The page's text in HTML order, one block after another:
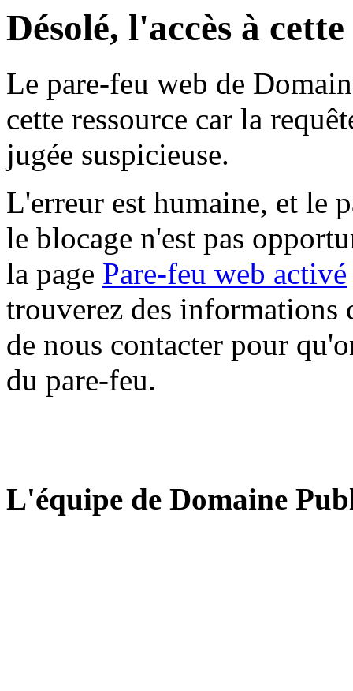
Désolé, l'accès à
Le pare-feu web de
cette ressource car la
jugée suspicieuse.
L'erreur est humaine, et le
le blocage n'est pas
la page Pare-feu web activé
trouverez des informations
de nous contacter pour
du pare-feu.
L'équipe de Domaine